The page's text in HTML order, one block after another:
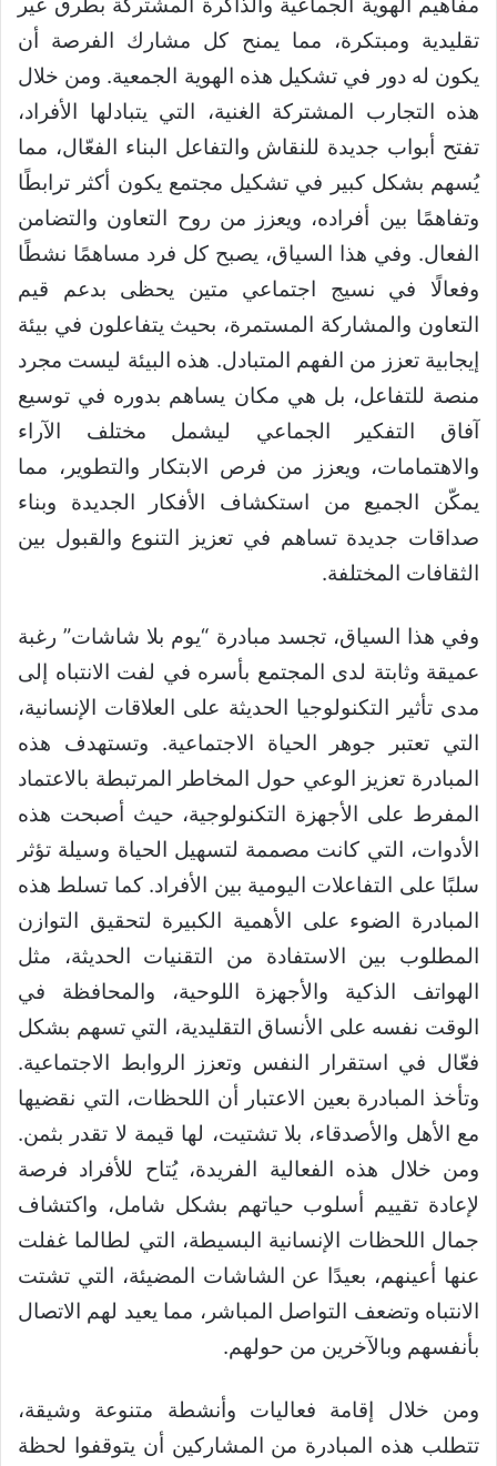
تقليدية ومبتكرة، مما يمنح كل مشارك الفرصة أن
يكون له دور في تشكيل هذه الهوية الجمعية. ومن خلال
هذه التجارب المشتركة الغنية، التي يتبادلها الأفراد،
تفتح أبواب جديدة للنقاش والتفاعل البناء الفعّال، مما
يُسهم بشكل كبير في تشكيل مجتمع يكون أكثر ترابطًا
وتفاهمًا بين أفراده، ويعزز من روح التعاون والتضامن
الفعال. وفي هذا السياق، يصبح كل فرد مساهمًا نشطًا
وفعالًا في نسيج اجتماعي متين يحظى بدعم قيم
التعاون والمشاركة المستمرة، بحيث يتفاعلون في بيئة
إيجابية تعزز من الفهم المتبادل. هذه البيئة ليست مجرد
منصة للتفاعل، بل هي مكان يساهم بدوره في توسيع
آفاق التفكير الجماعي ليشمل مختلف الآراء
والاهتمامات، ويعزز من فرص الابتكار والتطوير، مما
يمكّن الجميع من استكشاف الأفكار الجديدة وبناء
صداقات جديدة تساهم في تعزيز التنوع والقبول بين
الثقافات المختلفة.
وفي هذا السياق، تجسد مبادرة “يوم بلا شاشات” رغبة
عميقة وثابتة لدى المجتمع بأسره في لفت الانتباه إلى
مدى تأثير التكنولوجيا الحديثة على العلاقات الإنسانية،
التي تعتبر جوهر الحياة الاجتماعية. وتستهدف هذه
المبادرة تعزيز الوعي حول المخاطر المرتبطة بالاعتماد
المفرط على الأجهزة التكنولوجية، حيث أصبحت هذه
الأدوات، التي كانت مصممة لتسهيل الحياة وسيلة تؤثر
سلبًا على التفاعلات اليومية بين الأفراد. كما تسلط هذه
المبادرة الضوء على الأهمية الكبيرة لتحقيق التوازن
المطلوب بين الاستفادة من التقنيات الحديثة، مثل
الهواتف الذكية والأجهزة اللوحية، والمحافظة في
الوقت نفسه على الأنساق التقليدية، التي تسهم بشكل
فعّال في استقرار النفس وتعزز الروابط الاجتماعية.
وتأخذ المبادرة بعين الاعتبار أن اللحظات، التي نقضيها
مع الأهل والأصدقاء، بلا تشتيت، لها قيمة لا تقدر بثمن.
ومن خلال هذه الفعالية الفريدة، يُتاح للأفراد فرصة
لإعادة تقييم أسلوب حياتهم بشكل شامل، واكتشاف
جمال اللحظات الإنسانية البسيطة، التي لطالما غفلت
عنها أعينهم، بعيدًا عن الشاشات المضيئة، التي تشتت
الانتباه وتضعف التواصل المباشر، مما يعيد لهم الاتصال
بأنفسهم وبالآخرين من حولهم.
ومن خلال إقامة فعاليات وأنشطة متنوعة وشيقة،
تتطلب هذه المبادرة من المشاركين أن يتوقفوا لحظة